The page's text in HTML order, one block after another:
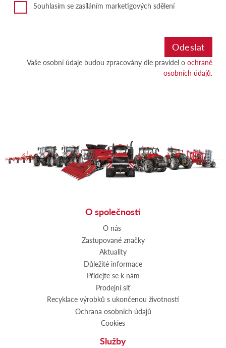
Souhlasím se zasíláním marketigových sdělení
Vaše osobní údaje budou zpracovány dle pravidel o ochraně
osobních údajů.
O společnosti
O nás
Zastupované značky
Aktuality
Důležité informace
Přidejte se k nám
Prodejní síť
Recyklace výrobků s ukončenou životností
Ochrana osobních údajů
Cookies
Služby